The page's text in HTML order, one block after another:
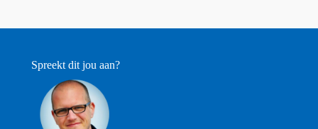
Spreekt dit jou aan?